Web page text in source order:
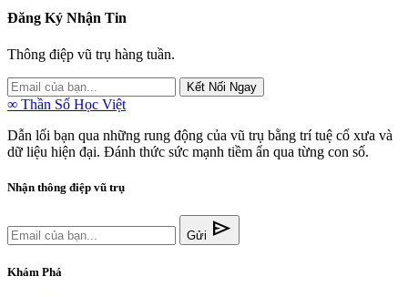
Đăng Ký Nhận Tin
Thông điệp vũ trụ hàng tuần.
Kết Nối Ngay
∞ Thần Số Học Việt
Dẫn lối bạn qua những rung động của vũ trụ bằng trí tuệ cổ xưa và
dữ liệu hiện đại. Đánh thức sức mạnh tiềm ẩn qua từng con số.
Nhận thông điệp vũ trụ
Gửi send
Khám Phá